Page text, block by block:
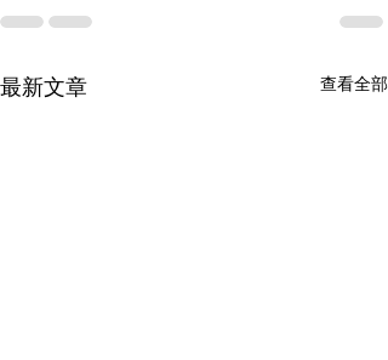
最新文章 查看全部